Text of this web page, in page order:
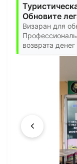
Обновите
Визаран для
возврата денег